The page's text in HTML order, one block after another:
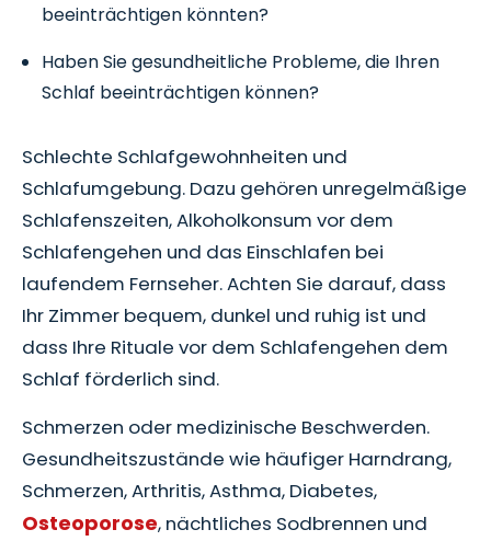
beeinträchtigen könnten?
Haben Sie gesundheitliche Probleme, die Ihren
Schlaf beeinträchtigen können?
Schlechte Schlafgewohnheiten und
Schlafumgebung. Dazu gehören unregelmäßige
Schlafenszeiten, Alkoholkonsum vor dem
Schlafengehen und das Einschlafen bei
laufendem Fernseher. Achten Sie darauf, dass
Ihr Zimmer bequem, dunkel und ruhig ist und
dass Ihre Rituale vor dem Schlafengehen dem
Schlaf förderlich sind.
Schmerzen oder medizinische Beschwerden.
Gesundheitszustände wie häufiger Harndrang,
Schmerzen, Arthritis, Asthma, Diabetes,
Osteoporose, nächtliches Sodbrennen und